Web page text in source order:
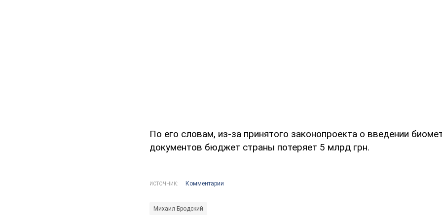
По его словам, из-за принятого законопроекта о введении
документов бюджет страны потеряет 5 млрд грн.
ИСТОЧНИК: Комментарии
Михаил Бродский